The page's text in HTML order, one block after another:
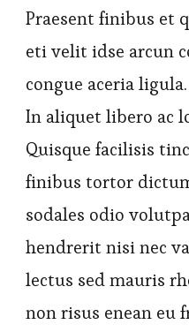
Praesent finibus et
eti velit idse arcun
congue aceria
In aliquet libero ac
Quisque facilisis
finibus tortor
sodales odio
hendrerit nisi nec
lectus sed mauris
non risus enean eu